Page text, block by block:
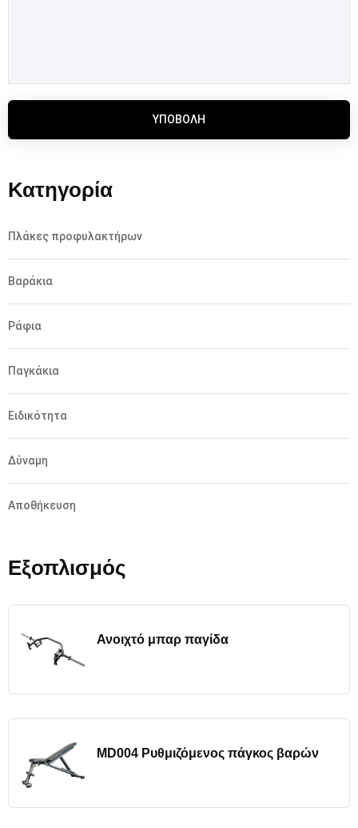
ΥΠΟΒΟΛΉ
Κατηγορία
Πλάκες προφυλακτήρων
Βαράκια
Ράφια
Παγκάκια
Ειδικότητα
Δύναμη
Αποθήκευση
Εξοπλισμός
Ανοιχτό μπαρ παγίδα
MD004 Ρυθμιζόμενος πάγκος βαρών